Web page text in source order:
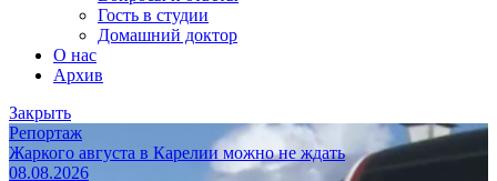
Гость в студии
Домашний доктор
О нас
Архив
Закрыть
Репортаж
Жаркого августа в Карелии можно не ждать
08.08.2026